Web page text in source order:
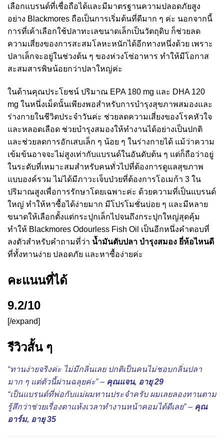
เลือกแบรนด์ที่เชื่อถือได้และมีมาตรฐานความปลอดภัยสูง
อย่าง Blackmores ถือเป็นการเริ่มต้นที่ดีมาก ๆ ค่ะ นอกจากนี้
การที่เค้าเลือกใช้ปลาทะเลขนาดเล็กเป็นวัตถุดิบ ก็ช่วยลด
ความเสี่ยงของการสะสมโลหะหนักได้อีกทางหนึ่งด้วย เพราะ
ปลาเล็กจะอยู่ในช่วงต้น ๆ ของห่วงโซ่อาหาร ทำให้มีโอกาส
สะสมสารพิษน้อยกว่าปลาใหญ่ค่ะ
ในด้านคุณประโยชน์ ปริมาณ EPA 180 mg และ DHA 120
mg ในหนึ่งเม็ดนั้นเพียงพอสำหรับการบำรุงสุขภาพสมองและ
ร่างกายในชีวิตประจำวันค่ะ ช่วยลดความเสี่ยงของโรคหัวใจ
และหลอดเลือด ช่วยบำรุงสมองให้ทำงานได้อย่างเป็นปกติ
และช่วยลดการอักเสบเล็ก ๆ น้อย ๆ ในร่างกายได้ แม้ว่าความ
เข้มข้นอาจจะไม่สูงเท่ากับแบรนด์ในอันดับต้น ๆ แต่ก็ถือว่าอยู่
ในระดับที่เหมาะสมสำหรับคนทั่วไปที่ต้องการดูแลสุขภาพ
แบบองค์รวม ไม่ได้มีภาวะเจ็บป่วยที่ต้องการโอเมก้า 3 ใน
ปริมาณสูงเพื่อการรักษาโดยเฉพาะค่ะ ด้วยความที่เป็นแบรนด์
ใหญ่ ทำให้หาซื้อได้ง่ายมาก มีโปรโมชั่นบ่อย ๆ และมีหลาย
ขนาดให้เลือกตั้งแต่กระปุกเล็กไปจนถึงกระปุกใหญ่สุดคุ้ม
ทำให้ Blackmores Odourless Fish Oil เป็นอีกหนึ่งคำตอบที่
ลงตัวสำหรับคำถามที่ว่า น้ำมันตับปลา บํารุงสมอง ยี่ห้อไหนดี
ที่ทั้งทานง่าย ปลอดภัย และหาซื้อง่ายค่ะ
คะแนนที่ได้
9.2/10
[/expand]
รีวิวสั้น ๆ
“ทานง่ายจริงค่ะ ไม่มีกลิ่นเลย ปกติเป็นคนไม่ชอบกลิ่นปลา
มาก ๆ แต่ตัวนี้ผ่านฉลุยค่ะ” – คุณแจน, อายุ 29
“เป็นแบรนด์ที่พ่อกับแม่ผมทานประจำครับ ผมเลยลองทานตาม
รู้สึกว่าช่วยเรื่องตาแห้งเวลาทำงานหน้าคอมได้ดีเลย” – คุณ
อาร์ม, อายุ 35